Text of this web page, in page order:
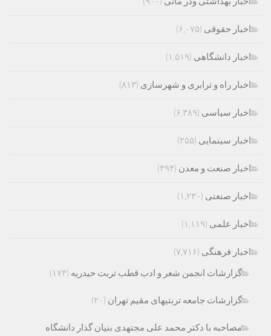
اخبار حقوقی (۶,۰۷۵)
اخبار دانشگاهی (۱,۵۱۹)
اخبار راه و ترابری و شهرسازی (۸۱۳)
اخبار سیاسی (۶,۳۸۹)
اخبار سینمایی (۲۵۵)
اخبار صنعت و معدن (۴۹۴)
اخبار صنعتی (۱,۲۳۰)
اخبار علمی (۱,۱۱۹)
اخبار فرهنگی (۷,۷۱۶)
گزارشات انجمن شعر و ادب قطب تربت حیدریه (۱۷۴)
گزارشات جامعه تربتیهای مقیم تهران (۲۰)
مصاحبه با دکتر محمد علی مجتهدی بنیان گذار دانشگاه